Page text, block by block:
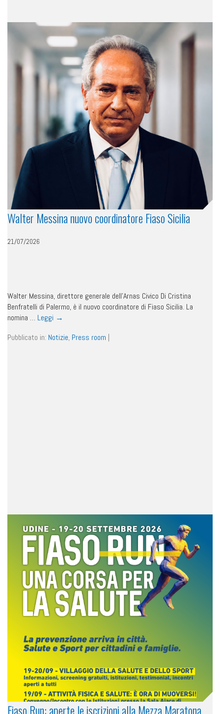
Walter Messina nuovo coordinatore Fiaso Sicilia
21/07/2026
Walter Messina, direttore generale dell’Arnas Civico Di Cristina
Benfratelli di Palermo, è il nuovo coordinatore di Fiaso Sicilia. La
nomina … Leggi →
Pubblicato in: Notizie, Press room |
Fiaso Run: aperte le iscrizioni alla Mezza Maratona